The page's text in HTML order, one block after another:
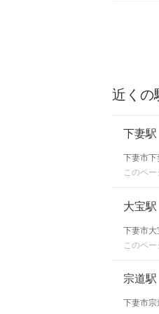
近くの
下妻駅
下妻市下
このペー
大宝駅
下妻市大
このペ
宗道駅
下妻市宗